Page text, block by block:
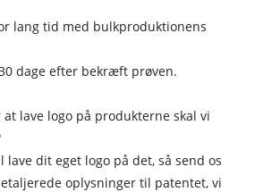
lang tid med bulkproduktionens
dage efter bekræft prøven.
at lave logo på produkterne skal vi
lave dit eget logo på det, så send os
oplysninger til patentet, vi